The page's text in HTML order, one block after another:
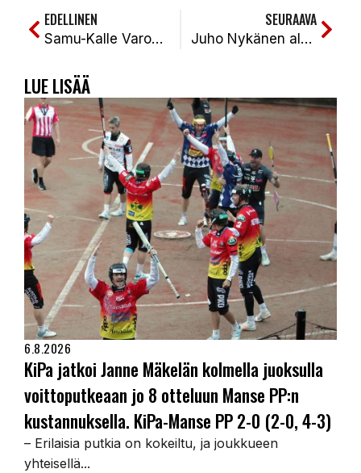
EDELLINEN
Samu-Kalle Varonen jatkaa KiPassa syksyyn 2028
SEURAAVA
Juho Nykänen aloittaa Kiteen Pallon junioripäällikkönä
LUE LISÄÄ
6.8.2026
KiPa jatkoi Janne Mäkelän kolmella juoksulla
voittoputkeaan jo 8 otteluun Manse PP:n
kustannuksella. KiPa-Manse PP 2-0 (2-0, 4-3)
– Erilaisia putkia on kokeiltu, ja joukkueen
yhteisellä...